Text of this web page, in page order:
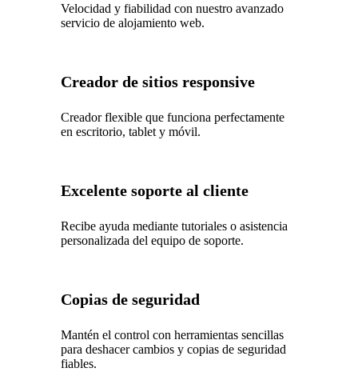
Velocidad y fiabilidad con nuestro avanzado
servicio de alojamiento web.
Creador de sitios responsive
Creador flexible que funciona perfectamente
en escritorio, tablet y móvil.
Excelente soporte al cliente
Recibe ayuda mediante tutoriales o asistencia
personalizada del equipo de soporte.
Copias de seguridad
Mantén el control con herramientas sencillas
para deshacer cambios y copias de seguridad
fiables.